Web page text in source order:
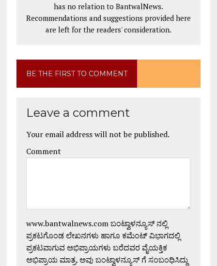
has no relation to BantwalNews.
Recommendations and suggestions provided here
are left for the readers' consideration.
BE THE FIRST TO COMMENT
Leave a comment
Your email address will not be published.
Comment
www.bantwalnews.com ಬಂಟ್ವಾಳನ್ಯೂಸ್ ನಲ್ಲಿ
ಪ್ರಕಟಗೊಂಡ ಲೇಖನಗಳು ಹಾಗೂ ಕಮೆಂಟ್ ವಿಭಾಗದಲ್ಲಿ
ಪ್ರಕಟವಾಗುವ ಅಭಿಪ್ರಾಯಗಳು ಬರೆದವರ ವೈಯಕ್ತಿಕ
ಅಭಿಪ್ರಾಯ ಮಾತ್ರ. ಅವು ಬಂಟ್ವಾಳನ್ಯೂಸ್ ಗೆ ಸಂಬಂಧಿಸಿದ್ದು